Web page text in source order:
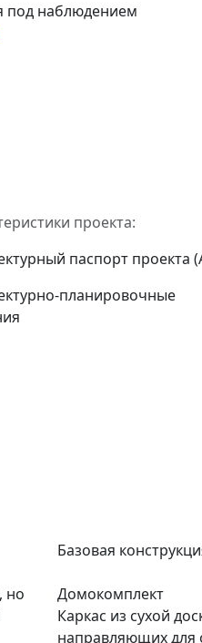
под наблюдением
проекта:
паспорт проекта
планировочные
но
Базовая
Домокомплект
Каркас из сухой
направляющих для